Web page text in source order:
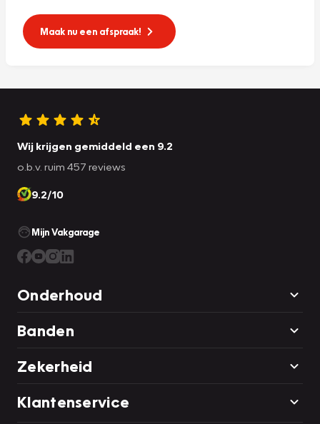
Maak nu een afspraak!
Wij krijgen gemiddeld een 9.2
o.b.v. ruim 457 reviews
9.2/10
Mijn Vakgarage
Onderhoud
Banden
Zekerheid
Klantenservice